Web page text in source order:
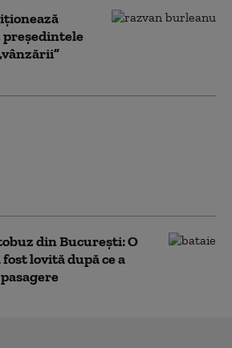
președintele
din București: O
lovită după ce a